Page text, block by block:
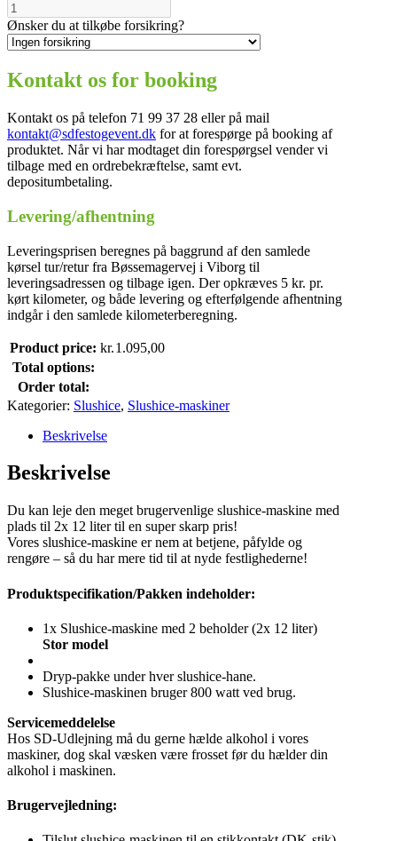
Ønsker du at tilkøbe forsikring?
Kontakt os for booking
Kontakt os på telefon 71 99 37 28 eller på mail
kontakt@sdfestogevent.dk for at forespørge på booking af
produktet. Når vi har modtaget din forespørgsel vender vi
tilbage med en ordrebekræftelse, samt evt.
depositumbetaling.
Levering/afhentning
Leveringsprisen beregnes på baggrund af den samlede
kørsel tur/retur fra Bøssemagervej i Viborg til
leveringsadressen og tilbage igen. Der opkræves 5 kr. pr.
kørt kilometer, og både levering og efterfølgende afhentning
indgår i den samlede kilometerberegning.
Product price: kr.1.095,00
Total options:
Order total:
Kategorier: Slushice, Slushice-maskiner
Beskrivelse
Beskrivelse
Du kan leje den meget brugervenlige slushice-maskine med
plads til 2x 12 liter til en super skarp pris!
Vores slushice-maskine er nem at betjene, påfylde og
rengøre – så du har mere tid til at nyde festlighederne!
Produktspecifikation/Pakken indeholder:
1x Slushice-maskine med 2 beholder (2x 12 liter)
Stor model
Dryp-pakke under hver slushice-hane.
Slushice-maskinen bruger 800 watt ved brug.
Servicemeddelelse
Hos SD-Udlejning må du gerne hælde alkohol i vores
maskiner, dog skal væsken være frosset før du hælder din
alkohol i maskinen.
Brugervejledning: